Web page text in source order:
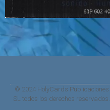
© 2024 HolyCards Publicaciones
SL todos los derechos reservados.